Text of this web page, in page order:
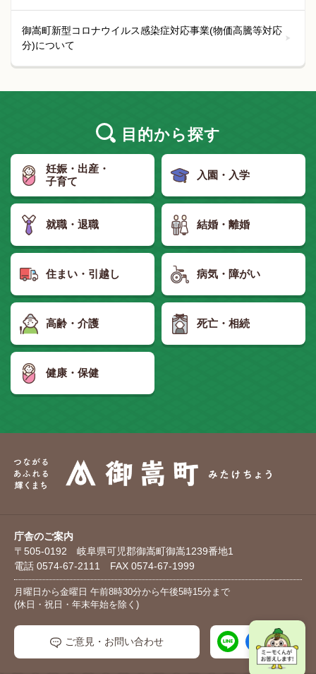
御嵩町新型コロナウイルス感染症対応事業(物価高騰等対応
分)について
目的から探す
妊娠・出産・
子育て
入園・入学
就職・退職 結婚・離婚
住まい・引越し 病気・障がい
高齢・介護 死亡・相続
健康・保健
庁舎のご案内
〒505-0192 岐阜県可児郡御嵩町御嵩1239番地1
電話 0574-67-2111 FAX 0574-67-1999
月曜日から金曜日 午前8時30分から午後5時15分まで
(休日・祝日・年末年始を除く)
ご意見・お問い合わせ